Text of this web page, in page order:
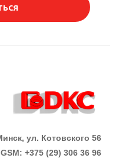
ул. Котовского 56
GSM: +375 (29) 306 36 96